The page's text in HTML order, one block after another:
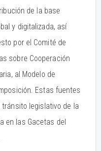
de la base
y digitalizada, así
por el Comité de
sobre Cooperación
al Modelo de
Estas fuentes
legislativo de la
en las Gacetas del